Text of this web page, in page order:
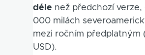
déle než předchozí
000 milách
mezi ročním předplatným
USD).